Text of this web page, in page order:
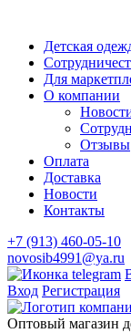
Детская
Для
О компании
Отзывы
Оплата
Доставка
Новости
Контакты
+7 (913) 460-05-10
novosib4991@ya.ru
Вход Регистрация
Оптовый магазин